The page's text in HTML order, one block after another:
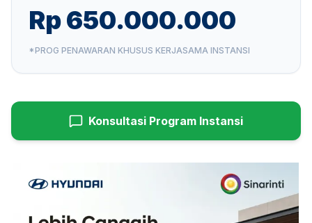
Rp 650.000.000
*PROG PENAWARAN KHUSUS KERJASAMA INSTANSI
Konsultasi Program Instansi